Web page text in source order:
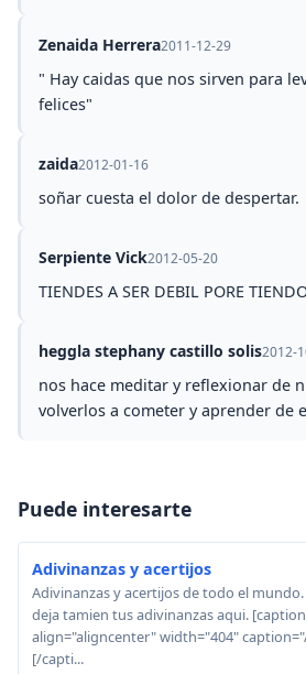
Zenaida Herrera2011-12-29
" Hay caidas que nos sirven para
felices"
zaida2012-01-16
soñar cuesta el dolor de despertar.
Serpiente Vick2012-05-20
TIENDES A SER DEBIL PORE
heggla stephany castillo solis2012-
nos hace meditar y reflexionar de
volverlos a cometer y aprender de
Puede interesarte
Adivinanzas y acertijos
Adivinanzas y acertijos de todo el
deja tamien tus adivinanzas aqui.
align="aligncenter" width="404"
[/capti...